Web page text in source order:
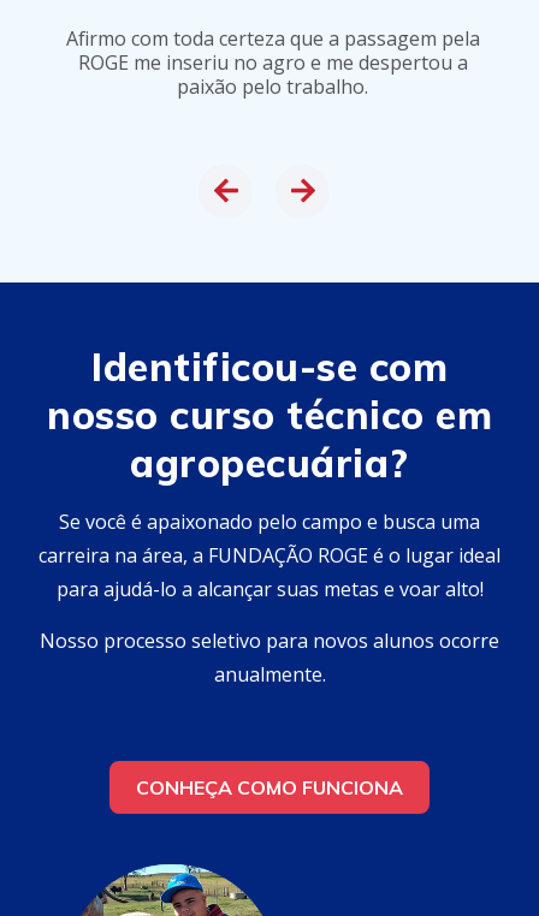
Afirmo com toda certeza que a passagem pela
ROGE me inseriu no agro e me despertou a
paixão pelo trabalho.
Identificou-se com
nosso curso técnico em
agropecuária?
Se você é apaixonado pelo campo e busca uma
carreira na área, a FUNDAÇÃO ROGE é o lugar ideal
para ajudá-lo a alcançar suas metas e voar alto!
Nosso processo seletivo para novos alunos ocorre
anualmente.
CONHEÇA COMO FUNCIONA